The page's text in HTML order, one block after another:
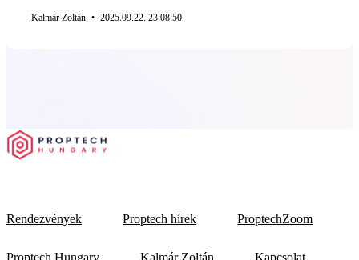
Kalmár Zoltán • 2025.09.22. 23:08:50
Rendezvények Proptech hírek ProptechZoom
Proptech Hungary Kalmár Zoltán Kapcsolat